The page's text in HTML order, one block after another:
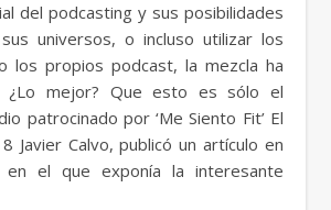
del podcasting y sus posibilidades
universos, o incluso utilizar los
los propios podcast, la mezcla ha
¿Lo mejor? Que esto es sólo el
patrocinado por ‘Me Siento Fit’ El
Javier Calvo, publicó un artículo en
en el que exponía la interesante